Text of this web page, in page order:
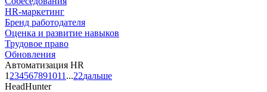
HR-маркетинг
Бренд работодателя
Оценка и развитие навыков
Трудовое право
Обновления
Автоматизация HR
1 234567891011 ...22дальше
HeadHunter